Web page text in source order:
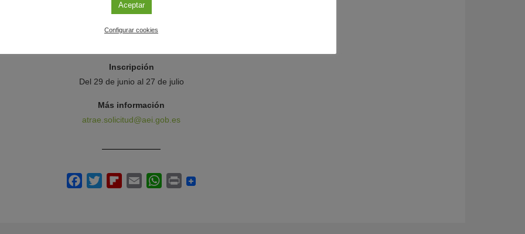
Organiza
Inscripción
Del 29 de junio al 27 de julio
Más información
atrae.solicitud@aei.gob.es
Aceptar
Configurar cookies